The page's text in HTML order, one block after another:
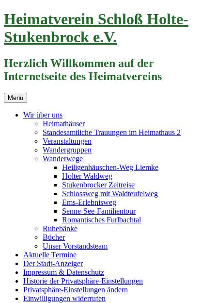
Zum
Inhalt
springen
Heimatverein Schloß Holte-
Stukenbrock e.V.
Herzlich Willkommen auf der
Internetseite des Heimatvereins
Menü
Wir über uns
Heimathäuser
Standesamtliche Trauungen im Heimathaus 2
Veranstaltungen
Wandergruppen
Wanderwege
Heiligenhäuschen-Weg Liemke
Holter Waldweg
Stukenbrocker Zeitreise
Schlossweg mit Waldteufelweg
Ems-Erlebnisweg
Senne-See-Familientour
Romantisches Furlbachtal
Ruhebänke
Bücher
Unser Vorstandsteam
Aktuelle Termine
Der Stadt-Anzeiger
Impressum & Datenschutz
Historie der Privatsphäre-Einstellungen
Privatsphäre-Einstellungen ändern
Einwilligungen widerrufen